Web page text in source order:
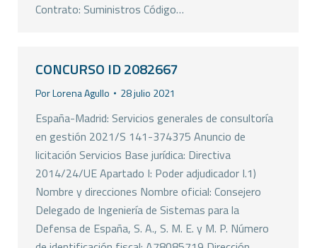
Contrato: Suministros Código…
CONCURSO ID 2082667
PorLorena Agullo 28 julio 2021
España-Madrid: Servicios generales de consultoría
en gestión 2021/S 141-374375 Anuncio de
licitación Servicios Base jurídica: Directiva
2014/24/UE Apartado I: Poder adjudicador I.1)
Nombre y direcciones Nombre oficial: Consejero
Delegado de Ingeniería de Sistemas para la
Defensa de España, S. A., S. M. E. y M. P. Número